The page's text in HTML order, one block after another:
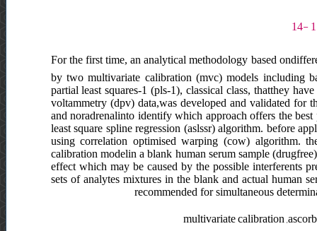
For the first time, an analytical methodology based
by two multivariate calibration (mvc) models including
partial least squares-1 (pls-1), classical class, thatthey
voltammetry (dpv) data,was developed and validated for
and noradrenalinto identify which approach offers the
least square spline regression (aslssr) algorithm. before
using correlation optimised warping (cow) algorithm.
calibration modelin a blank human serum sample
effect which may be caused by the possible interferents
sets of analytes mixtures in the blank and actual human
recommended for simultaneous
multivariate calibration